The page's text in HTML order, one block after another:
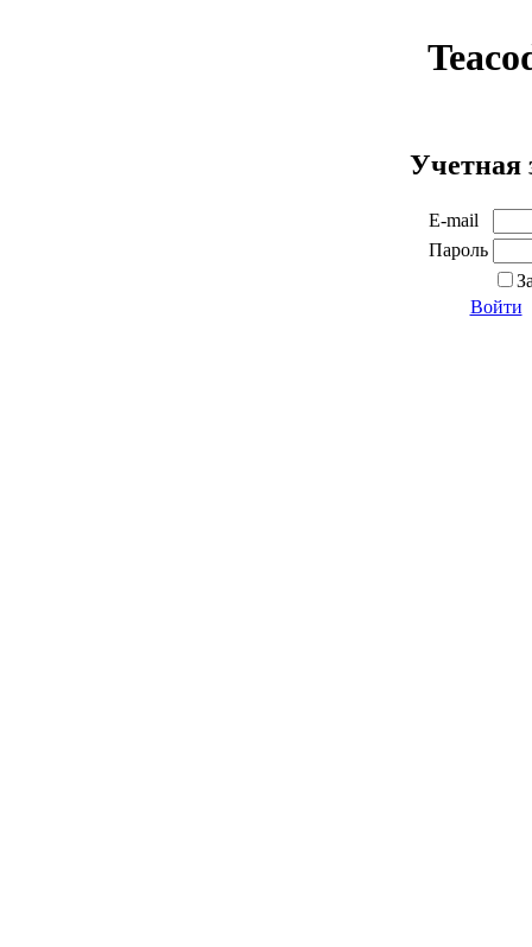
Учетная
E-mail
Пароль
Войти